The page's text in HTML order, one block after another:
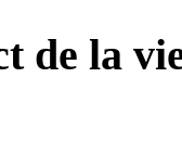
de la